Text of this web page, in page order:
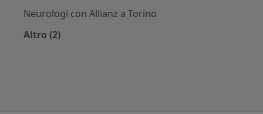
Neurologi con Allianz a Torino
Altro (2)